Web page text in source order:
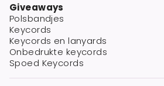
Giveaways
Polsbandjes
Keycords
Keycords en lanyards
Onbedrukte keycords
Spoed Keycords